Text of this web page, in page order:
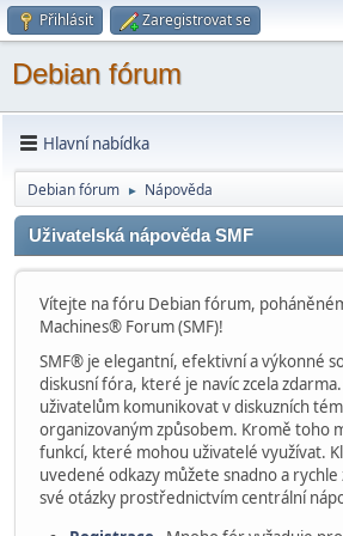
Přihlásit Zaregistrovat se
Debian fórum
Hlavní nabídka
Debian fórum ► Nápověda
Uživatelská nápověda SMF
Vítejte na fóru Debian fórum,
Machines® Forum (SMF)!
SMF® je elegantní, efektivní a výkonné
diskusní fóra, které je navíc zcela
uživatelům komunikovat v diskuzních
organizovaným způsobem. Kromě toho
funkcí, které mohou uživatelé využívat.
uvedené odkazy můžete snadno a
své otázky prostřednictvím centrální